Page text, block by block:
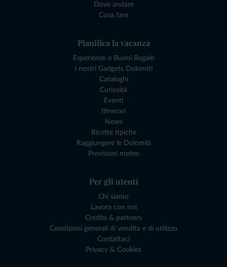
Dove andare
Cosa fare
Pianifica la vacanza
Esperienze e Buoni Regalo
I nostri Gadgets Dolomiti
Cataloghi
Curiosità
Eventi
Itinerari
News
Ricette tipiche
Raggiungere le Dolomiti
Previsioni meteo
Per gli utenti
Chi siamo
Lavora con noi
Credits & partners
Condizioni generali di vendita e di utilizzo
Contattaci
Privacy & Cookies